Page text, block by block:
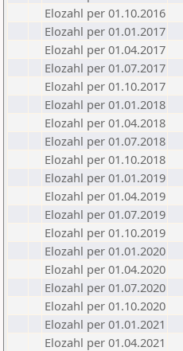
Elozahl per 01.10.2016
Elozahl per 01.01.2017
Elozahl per 01.04.2017
Elozahl per 01.07.2017
Elozahl per 01.10.2017
Elozahl per 01.01.2018
Elozahl per 01.04.2018
Elozahl per 01.07.2018
Elozahl per 01.10.2018
Elozahl per 01.01.2019
Elozahl per 01.04.2019
Elozahl per 01.07.2019
Elozahl per 01.10.2019
Elozahl per 01.01.2020
Elozahl per 01.04.2020
Elozahl per 01.07.2020
Elozahl per 01.10.2020
Elozahl per 01.01.2021
Elozahl per 01.04.2021